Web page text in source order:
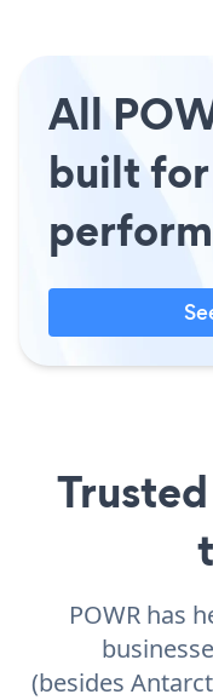
All
built
POWR has
(besides